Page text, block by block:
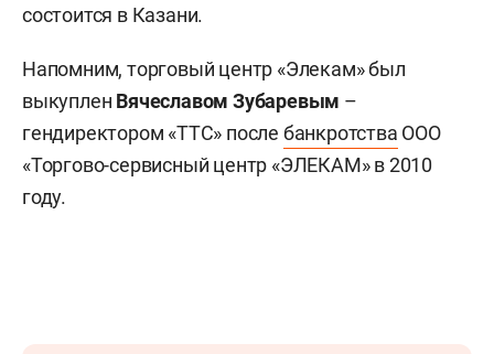
состоится в Казани.
Напомним, торговый центр «Элекам» был
выкуплен Вячеславом Зубаревым –
гендиректором «ТТС» после банкротства ООО
«Торгово-сервисный центр «ЭЛЕКАМ» в 2010
году.